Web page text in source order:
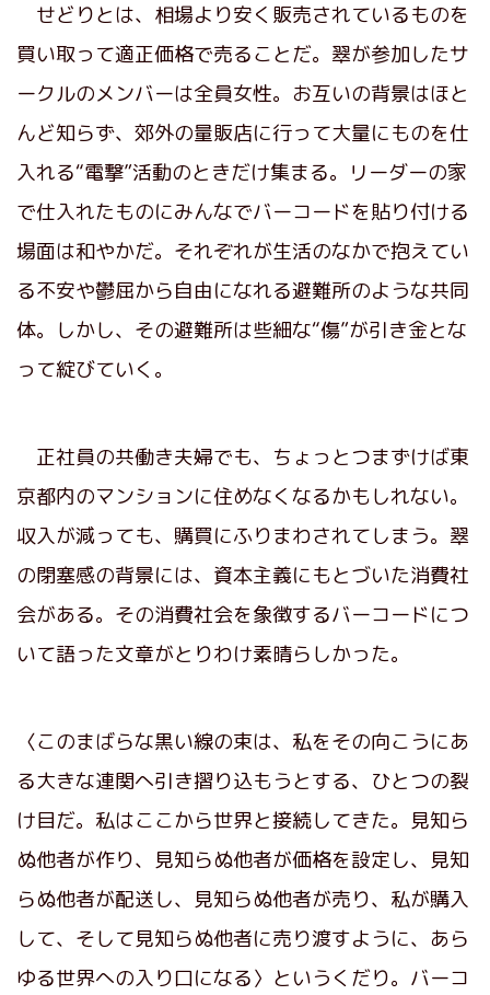
せどりとは、相場より安く販売されているものを
買い取って適正価格で売ることだ。翠が参加したサ
ークルのメンバーは全員女性。お互いの背景はほと
んど知らず、郊外の量販店に行って大量にものを仕
入れる“電撃”活動のときだけ集まる。リーダーの家
で仕入れたものにみんなでバーコードを貼り付ける
場面は和やかだ。それぞれが生活のなかで抱えてい
る不安や鬱屈から自由になれる避難所のような共同
体。しかし、その避難所は些細な“傷”が引き金とな
って綻びていく。
正社員の共働き夫婦でも、ちょっとつまずけば東
京都内のマンションに住めなくなるかもしれない。
収入が減っても、購買にふりまわされてしまう。翠
の閉塞感の背景には、資本主義にもとづいた消費社
会がある。その消費社会を象徴するバーコードにつ
いて語った文章がとりわけ素晴らしかった。
〈このまばらな黒い線の束は、私をその向こうにあ
る大きな連関へ引き摺り込もうとする、ひとつの裂
け目だ。私はここから世界と接続してきた。見知ら
ぬ他者が作り、見知らぬ他者が価格を設定し、見知
らぬ他者が配送し、見知らぬ他者が売り、私が購入
して、そして見知らぬ他者に売り渡すように、あら
ゆる世界への入り口になる〉というくだり。バーコ